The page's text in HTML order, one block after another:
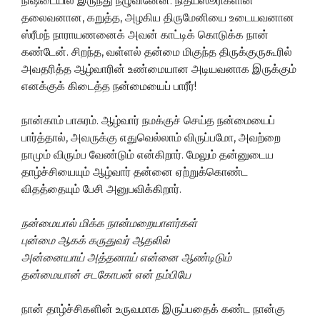
தலைவனான, கறுத்த, அழகிய திருமேனியை உடையவனான
ஸ்ரீமந் நாராயணனைக் அவன் காட்டிக் கொடுக்க நான்
கண்டேன். சிறந்த, வள்ளல் தன்மை மிகுந்த திருக்குருகூரில்
அவதரித்த ஆழ்வாரின் உண்மையான அடியவனாக இருக்கும்
எனக்குக் கிடைத்த நன்மையைப் பாரீர்!
நான்காம் பாசுரம். ஆழ்வார் நமக்குச் செய்த நன்மையைப்
பார்த்தால், அவருக்கு எதுவெல்லாம் விருப்பமோ, அவற்றை
நாமும் விரும்ப வேண்டும் என்கிறார். மேலும் தன்னுடைய
தாழ்ச்சியையும் ஆழ்வார் தன்னை ஏற்றுக்கொண்ட
விதத்தையும் பேசி அனுபவிக்கிறார்.
நன்மையால் மிக்க நான்மறையாளர்கள்
புன்மை ஆகக் கருதுவர் ஆதலில்
அன்னையாய் அத்தனாய் என்னை ஆண்டிடும்
தன்மையான் சடகோபன் என் நம்பியே
நான் தாழ்ச்சிகளின் உருவமாக இருப்பதைக் கண்ட நான்கு